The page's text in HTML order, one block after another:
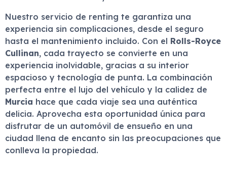
Nuestro servicio de renting te garantiza una
experiencia sin complicaciones, desde el seguro
hasta el mantenimiento incluido. Con el Rolls-Royce
Cullinan, cada trayecto se convierte en una
experiencia inolvidable, gracias a su interior
espacioso y tecnología de punta. La combinación
perfecta entre el lujo del vehículo y la calidez de
Murcia hace que cada viaje sea una auténtica
delicia. Aprovecha esta oportunidad única para
disfrutar de un automóvil de ensueño en una
ciudad llena de encanto sin las preocupaciones que
conlleva la propiedad.